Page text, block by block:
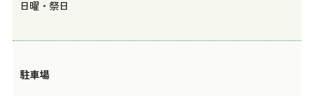
日曜・祭日
駐車場